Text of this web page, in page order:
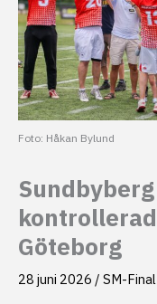
Foto: Håkan Bylund
Göteborg
28 juni 2026 / SM-Final